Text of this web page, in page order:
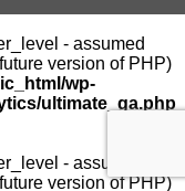
- assumed
version of PHP)
wp-
ultimate_ga.php
- assumed
version of PHP)